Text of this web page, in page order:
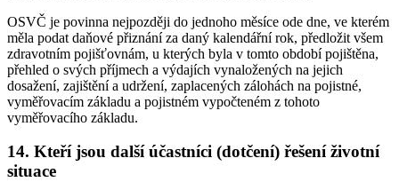
OSVČ je povinna nejpozději do jednoho měsíce ode dne, ve kterém
měla podat daňové přiznání za daný kalendářní rok, předložit všem
zdravotním pojišťovnám, u kterých byla v tomto období pojištěna,
přehled o svých příjmech a výdajích vynaložených na jejich
dosažení, zajištění a udržení, zaplacených zálohách na pojistné,
vyměřovacím základu a pojistném vypočteném z tohoto
vyměřovacího základu.
14. Kteří jsou další účastníci (dotčení) řešení životní
situace